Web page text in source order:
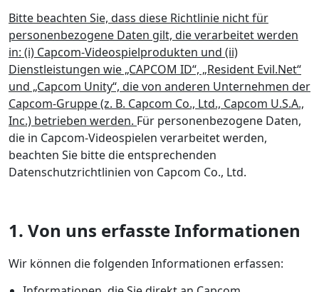
Bitte beachten Sie, dass diese Richtlinie nicht für
personenbezogene Daten gilt, die verarbeitet werden
in: (i) Capcom-Videospielprodukten und (ii)
Dienstleistungen wie „CAPCOM ID“, „Resident Evil.Net“
und „Capcom Unity“, die von anderen Unternehmen der
Capcom-Gruppe (z. B. Capcom Co., Ltd., Capcom U.S.A.,
Inc.) betrieben werden. Für personenbezogene Daten,
die in Capcom-Videospielen verarbeitet werden,
beachten Sie bitte die entsprechenden
Datenschutzrichtlinien von Capcom Co., Ltd.
1. Von uns erfasste Informationen
Wir können die folgenden Informationen erfassen: